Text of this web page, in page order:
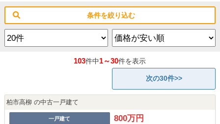
条件を絞り込む
103件中1～30件を表示
次の30件>>
柏市高柳 の中古一戸建て
一戸建て 800万円